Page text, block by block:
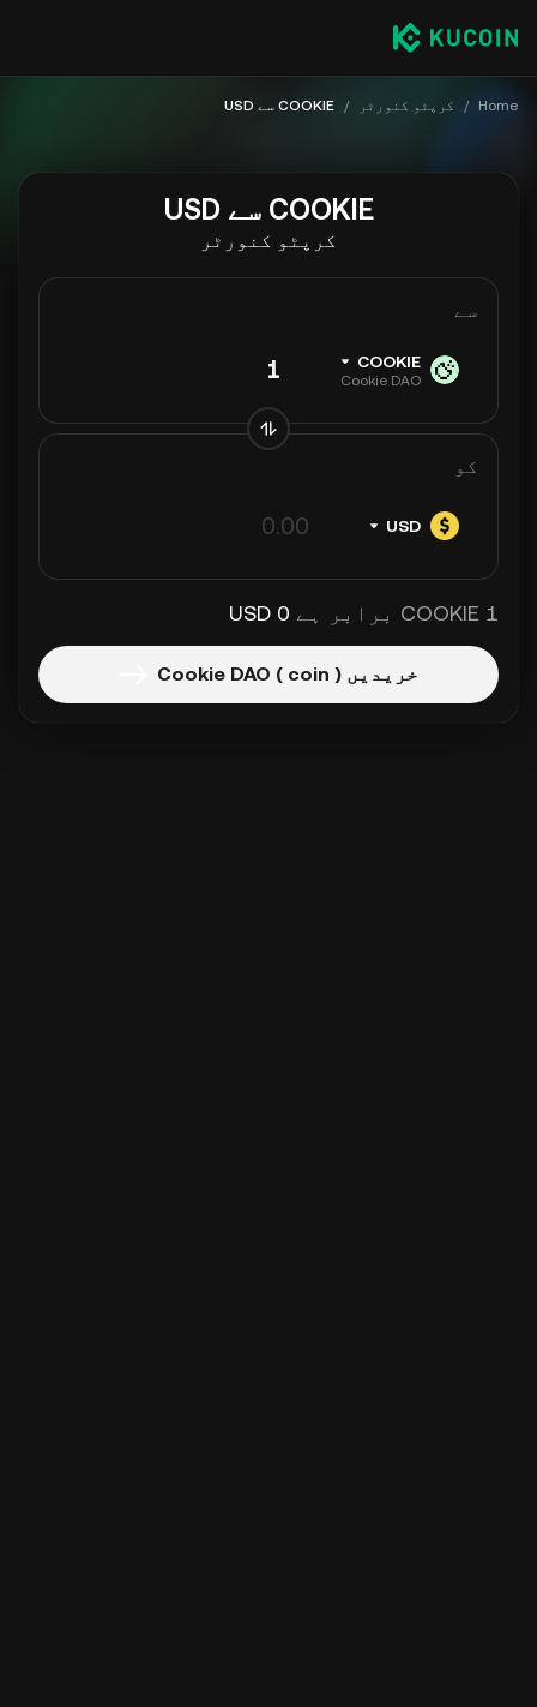
Home
/ کرپٹو کنورٹر / COOKIE سے USD
COOKIE سے USD
کرپٹو کنورٹر
سے
COOKIE
Cookie DAO
کو
USD
1 COOKIE برابر ہے 0 USD
خریدیں Cookie DAO ( coin )